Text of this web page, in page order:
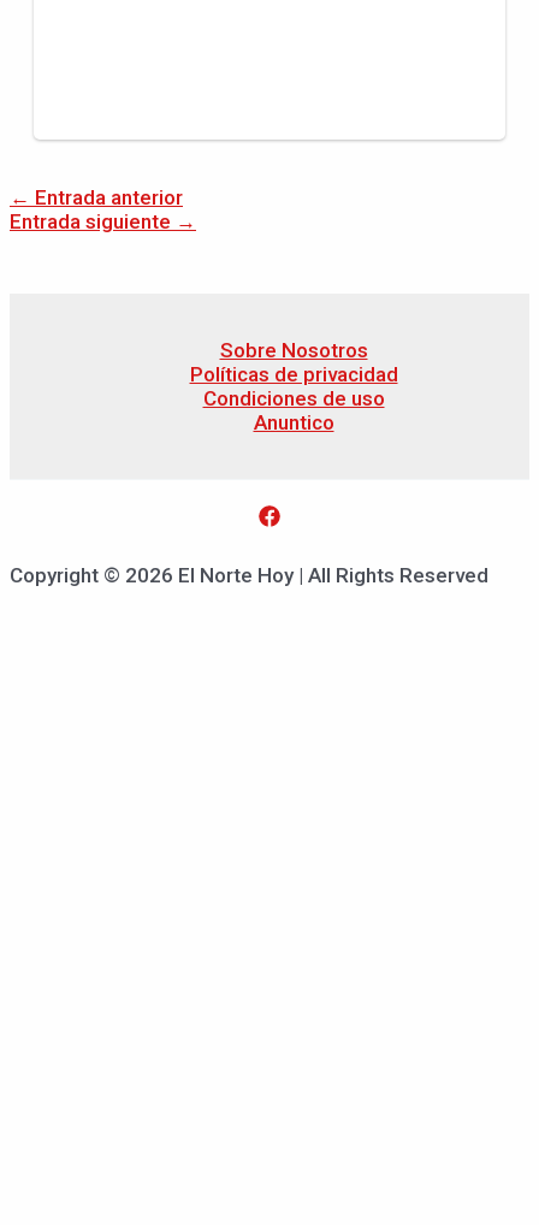
← Entrada anterior
Entrada siguiente →
Sobre Nosotros
Políticas de privacidad
Condiciones de uso
Anuntico
Copyright © 2026 El Norte Hoy | All Rights Reserved